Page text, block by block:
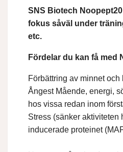
SNS Biotech
fokus såväl under
etc.
Fördelar du kan få med
Förbättring av minnet och
Ångest Mående, energi,
hos vissa redan inom
Stress (sänker aktiviteten
inducerade proteinet